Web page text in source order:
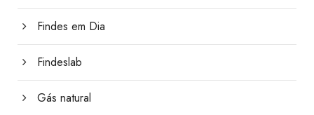
Findes em Dia
Findeslab
Gás natural